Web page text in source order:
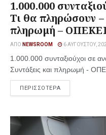
1.000.000
Τι θα πληρώσουν –
πληρωμή –
ΑΠΌ NEWSROOM 6 ΑΥΓΟΎΣΤΟΥ,
1.000.000 συνταξιούχοι σε
Συντάξεις και πληρωμή -
ΠΕΡΙΣΣΟΤΕΡΑ